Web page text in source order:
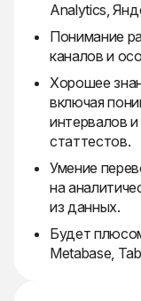
Analytics,
Понимание
каналов и
Хорошее
включая
интервалов
статтестов.
Умение
на
из данных.
Будет
Metabase,